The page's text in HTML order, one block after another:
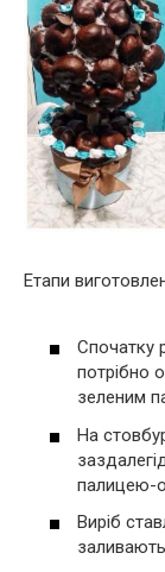
Етапи
Спочатку
потрібно
зеленим
На
палицею-
Виріб